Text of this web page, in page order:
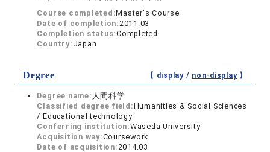
Course completed:Master's Course
Date of completion: 2011.03
Completion status:Completed
Country: Japan
Degree 【 display / non-display】
Degree name: 人間科学
Classified degree field:Humanities & Social Sciences
/ Educational technology
Conferring institution:Waseda University
Acquisition way:Coursework
Date of acquisition: 2014.03